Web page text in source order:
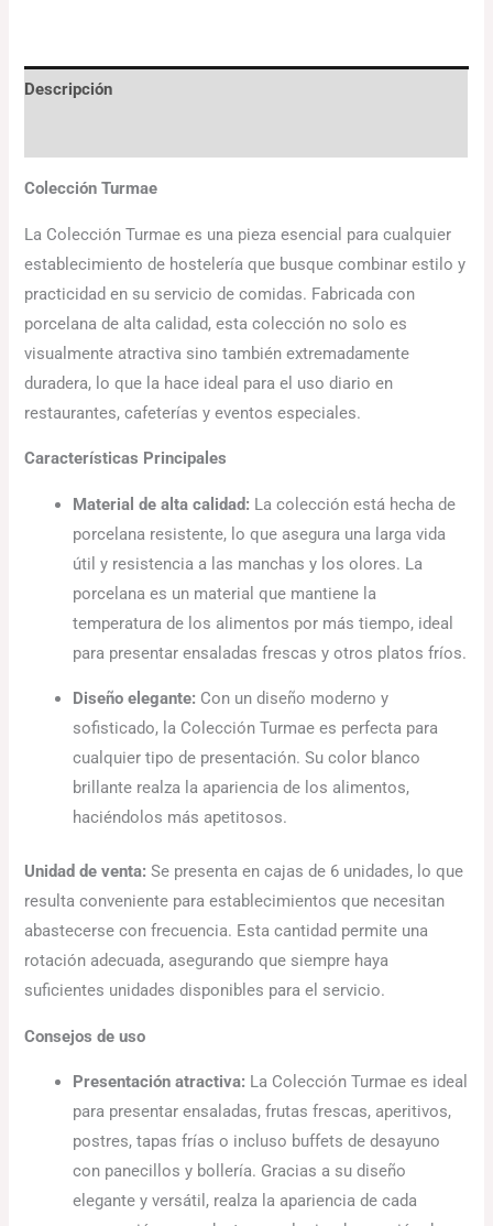
Descripción
Colección Turmae
La Colección Turmae es una pieza esencial para cualquier
establecimiento de hostelería que busque combinar estilo y
practicidad en su servicio de comidas. Fabricada con
porcelana de alta calidad, esta colección no solo es
visualmente atractiva sino también extremadamente
duradera, lo que la hace ideal para el uso diario en
restaurantes, cafeterías y eventos especiales.
Características Principales
Material de alta calidad: La colección está hecha de
porcelana resistente, lo que asegura una larga vida
útil y resistencia a las manchas y los olores. La
porcelana es un material que mantiene la
temperatura de los alimentos por más tiempo, ideal
para presentar ensaladas frescas y otros platos fríos.
Diseño elegante: Con un diseño moderno y
sofisticado, la Colección Turmae es perfecta para
cualquier tipo de presentación. Su color blanco
brillante realza la apariencia de los alimentos,
haciéndolos más apetitosos.
Unidad de venta: Se presenta en cajas de 6 unidades, lo que
resulta conveniente para establecimientos que necesitan
abastecerse con frecuencia. Esta cantidad permite una
rotación adecuada, asegurando que siempre haya
suficientes unidades disponibles para el servicio.
Consejos de uso
Presentación atractiva: La Colección Turmae es ideal
para presentar ensaladas, frutas frescas, aperitivos,
postres, tapas frías o incluso buffets de desayuno
con panecillos y bollería. Gracias a su diseño
elegante y versátil, realza la apariencia de cada